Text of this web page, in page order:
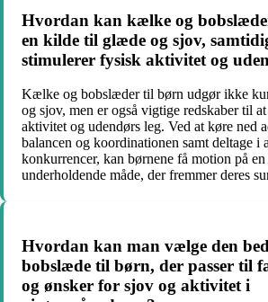
Hvordan kan kælke og
en kilde til glæde og sjov,
stimulerer fysisk aktivitet og
Kælke og bobslæder til børn udgør ikke
og sjov, men er også vigtige redskaber til
aktivitet og udendørs leg. Ved at køre ned
balancen og koordinationen samt deltage i
konkurrencer, kan børnene få motion på
underholdende måde, der fremmer deres
Hvordan kan man vælge den
bobslæde til børn, der passer til
og ønsker for sjov og aktivitet i